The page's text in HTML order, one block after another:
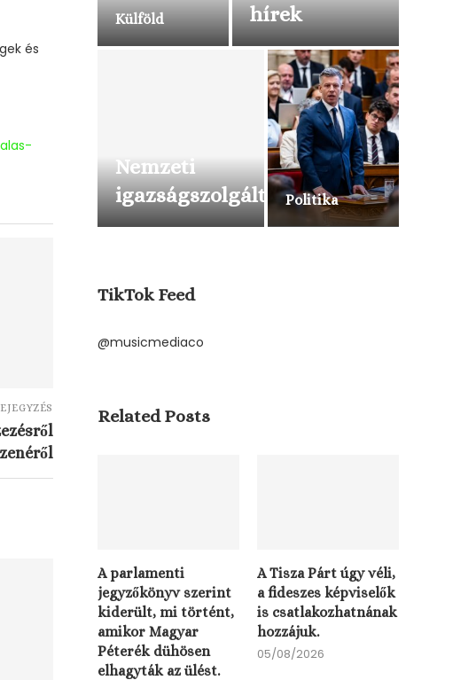
és
Külföld
hírek
Nemzeti
igazságszolgáltatásPolitika
TikTok Feed
@musicmediaco
Related Posts
A parlamenti
jegyzőkönyv szerint
kiderült, mi történt,
amikor Magyar
Péterék dühösen
elhagyták az ülést.
A Tisza Párt úgy véli,
a fideszes képviselők
is csatlakozhatnának
hozzájuk.
05/08/2026